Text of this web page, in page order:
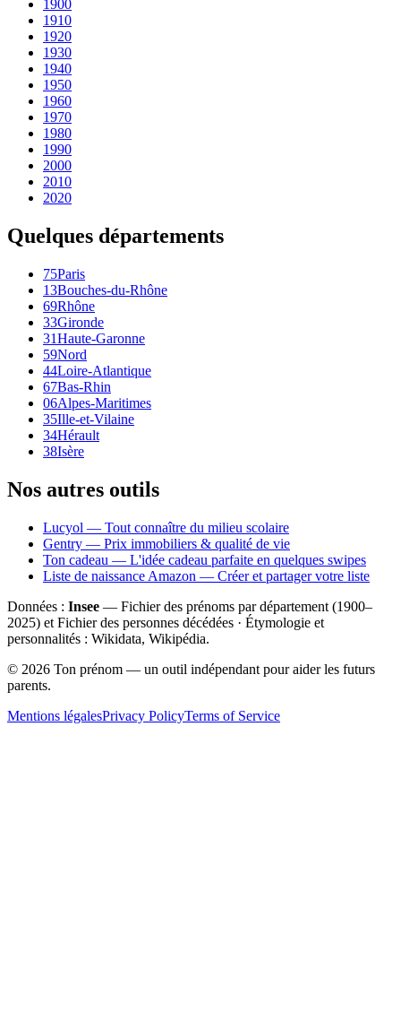
1900
1910
1920
1930
1940
1950
1960
1970
1980
1990
2000
2010
2020
Quelques départements
75Paris
13Bouches-du-Rhône
69Rhône
33Gironde
31Haute-Garonne
59Nord
44Loire-Atlantique
67Bas-Rhin
06Alpes-Maritimes
35Ille-et-Vilaine
34Hérault
38Isère
Nos autres outils
Lucyol — Tout connaître du milieu scolaire
Gentry — Prix immobiliers & qualité de vie
Ton cadeau — L'idée cadeau parfaite en quelques swipes
Liste de naissance Amazon — Créer et partager votre liste
Données : Insee — Fichier des prénoms par département (1900–
2025) et Fichier des personnes décédées · Étymologie et
personnalités : Wikidata, Wikipédia.
© 2026 Ton prénom — un outil indépendant pour aider les futurs
parents.
Mentions légalesPrivacy PolicyTerms of Service